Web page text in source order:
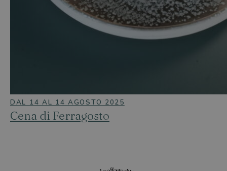
DAL 14 AL 14 AGOSTO 2025
Cena di Ferragosto